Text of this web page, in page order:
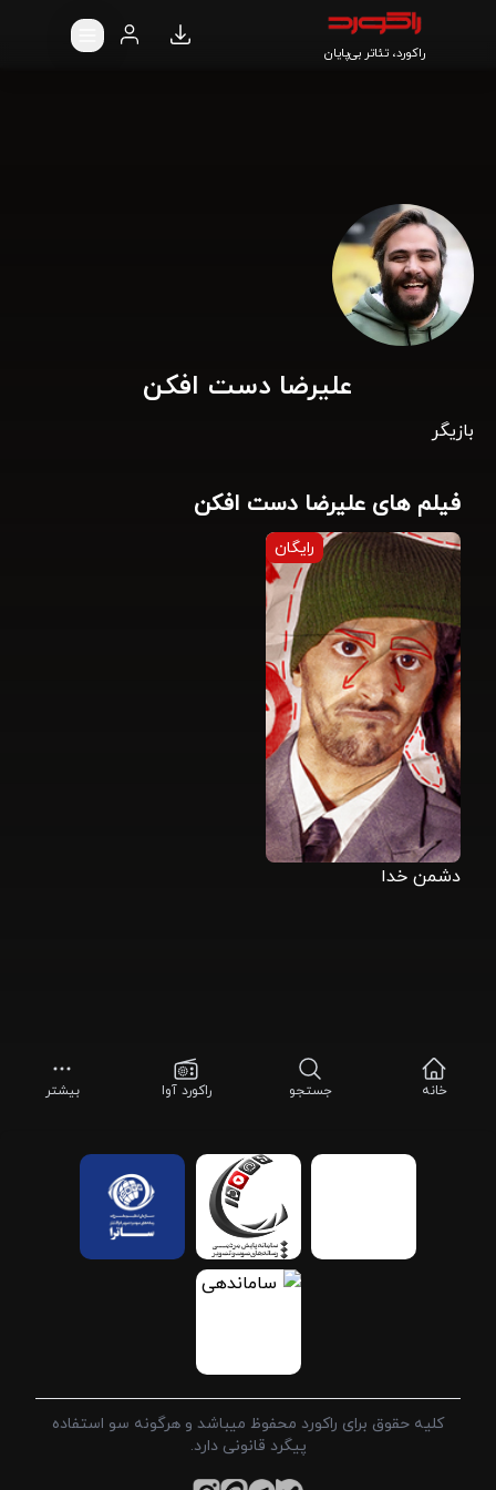
راکورد، تئاتر بی‌پایان
علیرضا دست افکن
بازیگر
فیلم های علیرضا دست افکن
رایگان
دشمن خدا
خانه جستجو راکورد آوا بیشتر
کلیه حقوق برای راکورد محفوظ میباشد و هرگونه سو استفاده
پیگرد قانونی دارد.